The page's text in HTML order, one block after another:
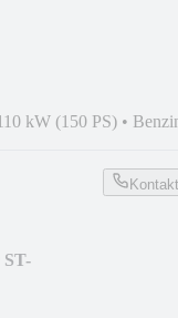
kW (150 PS) •
Kontakt